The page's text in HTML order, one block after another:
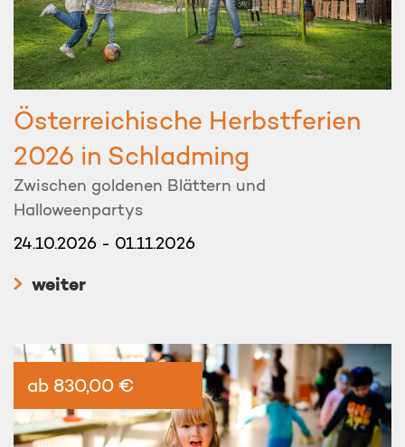
Österreichische Herbstferien
2026 in Schladming
Zwischen goldenen Blättern und
Halloweenpartys
24.10.2026 - 01.11.2026
weiter
ab 830,00 €